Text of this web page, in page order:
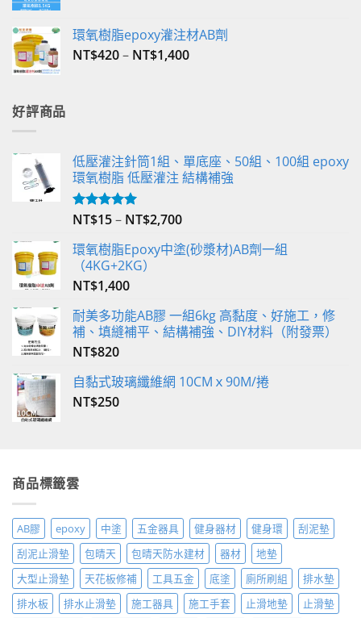
環氧樹脂epoxy灌注材AB劑
NT$420– NT$1,400
好評商品
低壓灌注針筒1組、單底座、50組、100組 epoxy
環氧樹脂 低壓灌注 結構補強
評分5.00
NT$15– NT$2,700
環氧樹脂Epoxy中塗(砂漿材)AB劑一組
（4KG+2KG）
NT$1,400
耐美多功能AB膠 一組6kg 高黏度、好施工，修
補、填縫補平、結構補強、DIY材料（附發票）
NT$820
自黏式玻璃纖維網 10CMｘ90M/捲
NT$250
商品標籤雲
AB膠 epoxy 中塗 五金器具 健身器材 健身環
刮泥墊
刮泥止滑墊
包晴天 包晴天防水建材 器材
地墊
大型止滑墊
天花板修補 工具五金 底塗 廁所刷組
排水墊
排水板
排水止滑墊 施工器具 施工手套 止滑地墊
止滑墊